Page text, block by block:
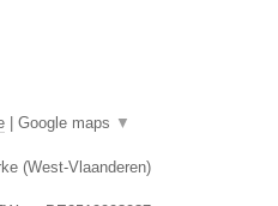
Google maps ▼
(West-Vlaanderen)